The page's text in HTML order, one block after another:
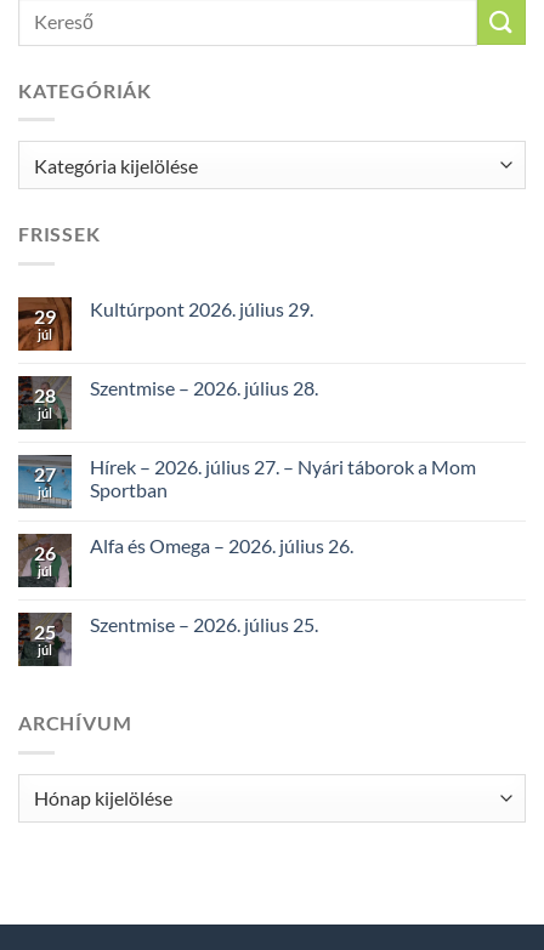
KATEGÓRIÁK
FRISSEK
29
júl
Kultúrpont 2026. július 29.
28
júl
Szentmise – 2026. július 28.
27
júl
Hírek – 2026. július 27. – Nyári táborok a Mom
Sportban
26
júl
Alfa és Omega – 2026. július 26.
25
júl
Szentmise – 2026. július 25.
ARCHÍVUM
Archívum